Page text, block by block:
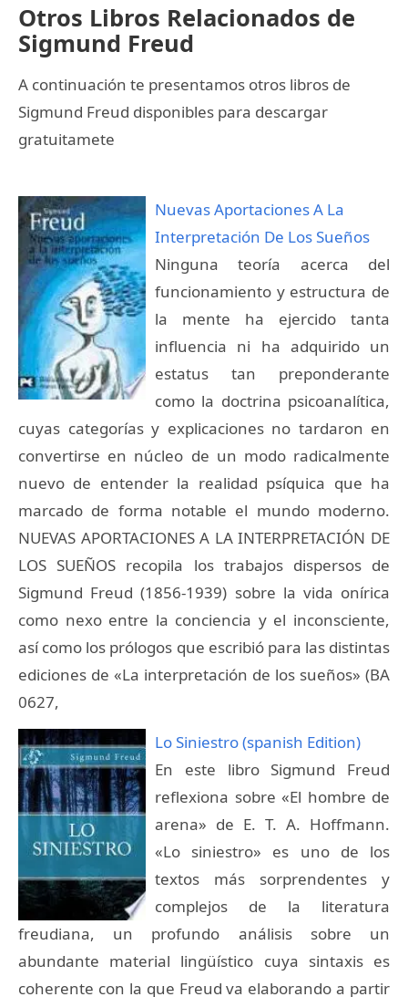
Otros Libros Relacionados de
Sigmund Freud
A continuación te presentamos otros libros de
Sigmund Freud disponibles para descargar
gratuitamete
Nuevas Aportaciones A La
Interpretación De Los Sueños
Ninguna teoría acerca del
funcionamiento y estructura de
la mente ha ejercido tanta
influencia ni ha adquirido un
estatus tan preponderante
como la doctrina psicoanalítica,
cuyas categorías y explicaciones no tardaron en
convertirse en núcleo de un modo radicalmente
nuevo de entender la realidad psíquica que ha
marcado de forma notable el mundo moderno.
NUEVAS APORTACIONES A LA INTERPRETACIÓN DE
LOS SUEÑOS recopila los trabajos dispersos de
Sigmund Freud (1856-1939) sobre la vida onírica
como nexo entre la conciencia y el inconsciente,
así como los prólogos que escribió para las distintas
ediciones de «La interpretación de los sueños» (BA
0627,
Lo Siniestro (spanish Edition)
En este libro Sigmund Freud
reflexiona sobre «El hombre de
arena» de E. T. A. Hoffmann.
«Lo siniestro» es uno de los
textos más sorprendentes y
complejos de la literatura
freudiana, un profundo análisis sobre un
abundante material lingüístico cuya sintaxis es
coherente con la que Freud va elaborando a partir